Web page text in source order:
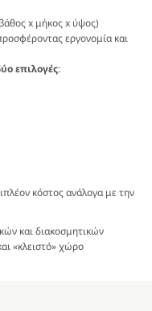
x μήκος x ύψος)
εργονομία και
επιλογές:
κόστος ανάλογα με την
και διακοσμητικών
«κλειστό» χώρο